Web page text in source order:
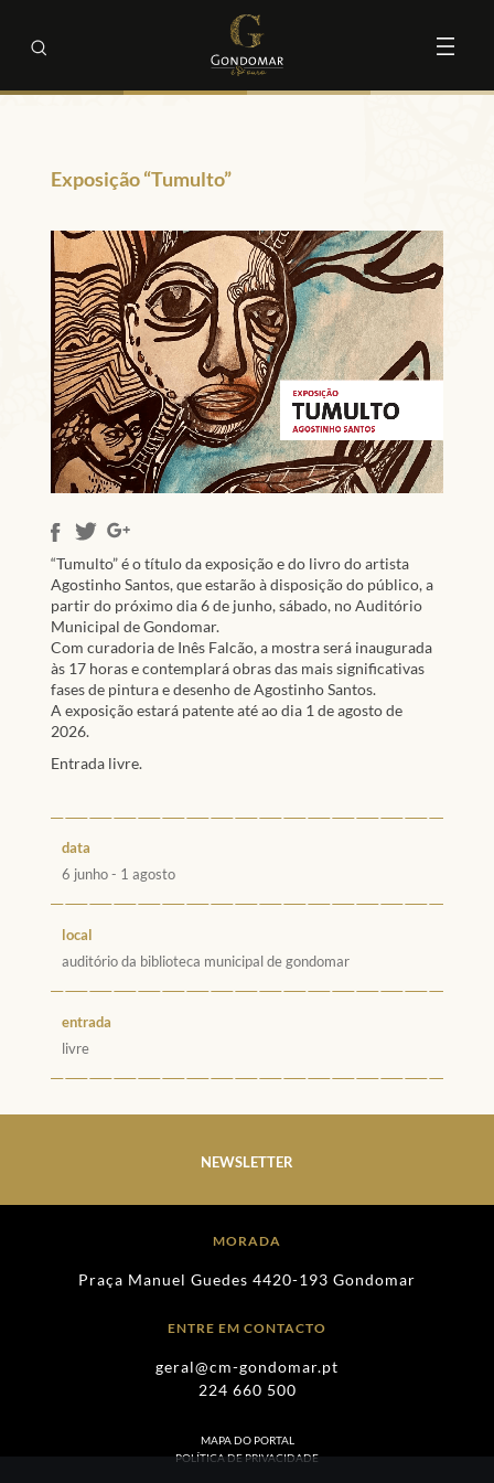
Exposição “Tumulto”
“Tumulto” é o título da exposição e do livro do artista
Agostinho Santos, que estarão à disposição do público, a
partir do próximo dia 6 de junho, sábado, no Auditório
Municipal de Gondomar.
Com curadoria de Inês Falcão, a mostra será inaugurada
às 17 horas e contemplará obras das mais significativas
fases de pintura e desenho de Agostinho Santos.
A exposição estará patente até ao dia 1 de agosto de
2026.
Entrada livre.
data
6 junho - 1 agosto
local
auditório da biblioteca municipal de gondomar
entrada
livre
NEWSLETTER
MORADA
Praça Manuel Guedes 4420-193 Gondomar
ENTRE EM CONTACTO
geral@cm-gondomar.pt
224 660 500
MAPA DO PORTAL
POLÍTICA DE PRIVACIDADE